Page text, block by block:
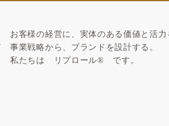
お客様の経営に、実体のある価値と活
​事業戦略から、ブランドを設計する。
私たちは
リプロール® です。